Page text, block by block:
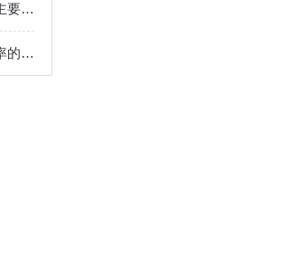
加工中心排屑机的组成部分和主要特性介绍
加工中心排屑机是提高生产效率的装置